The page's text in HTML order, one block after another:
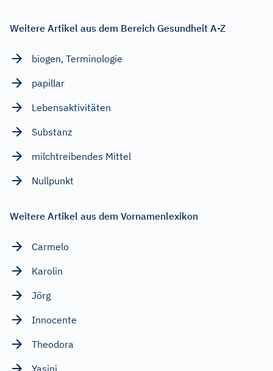
Weitere Artikel aus dem Bereich Gesundheit A-Z
biogen, Terminologie
papillar
Lebensaktivitäten
Substanz
milchtreibendes Mittel
Nullpunkt
Weitere Artikel aus dem Vornamenlexikon
Carmelo
Karolin
Jörg
Innocente
Theodora
Yasini